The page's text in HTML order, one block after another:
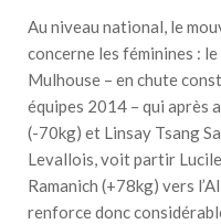
Au niveau national, le
concerne les féminines :
Mulhouse – en chute
équipes 2014 – qui après
(-70kg) et Linsay Tsang
Levallois, voit partir
Ramanich (+78kg) vers
renforce donc